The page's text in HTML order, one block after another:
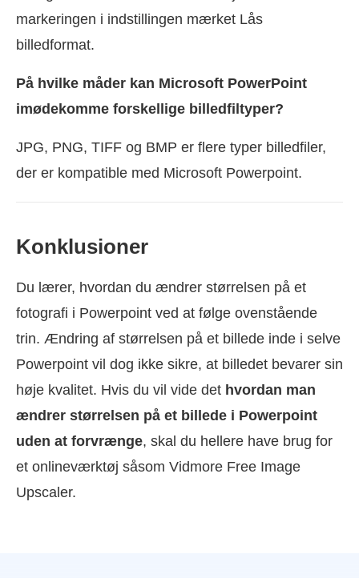
markeringen i indstillingen mærket Lås
billedformat.
På hvilke måder kan Microsoft PowerPoint
imødekomme forskellige billedfiltyper?
JPG, PNG, TIFF og BMP er flere typer billedfiler,
der er kompatible med Microsoft Powerpoint.
Konklusioner
Du lærer, hvordan du ændrer størrelsen på et
fotografi i Powerpoint ved at følge ovenstående
trin. Ændring af størrelsen på et billede inde i selve
Powerpoint vil dog ikke sikre, at billedet bevarer sin
høje kvalitet. Hvis du vil vide det hvordan man
ændrer størrelsen på et billede i Powerpoint
uden at forvrænge, skal du hellere have brug for
et onlineværktøj såsom Vidmore Free Image
Upscaler.